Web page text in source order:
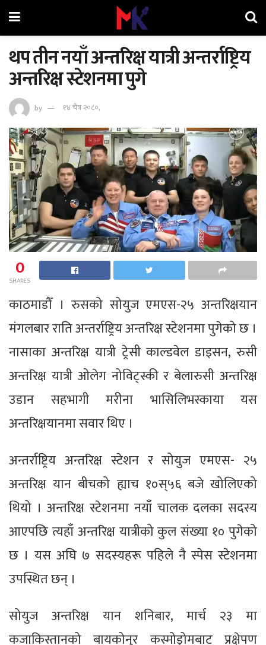
थप तीन नयाँ अन्तरिक्ष यात्री अन्तर्राष्ट्रिय
अन्तरिक्ष स्टेशनमा पुगे
by १४ चैत्र २०८०,
0
SHARES
काठमाडौँ । रुसको सोयुज एमएस-२५ अन्तरिक्षयान
मंगलबार राति अन्तर्राष्ट्रिय अन्तरिक्ष स्टेशनमा पुगेको छ ।
नासाका अन्तरिक्ष यात्री ट्रेसी काल्डवेल डाइसन, रुसी
अन्तरिक्ष यात्री ओलेग नोविट्स्की र बेलारुसी अन्तरिक्ष
उडान सहभागी मरीना भासिलिभस्काया यस
अन्तरिक्षयानमा सवार थिए ।
अन्तर्राष्ट्रिय अन्तरिक्ष स्टेशन र सोयुज एमएस- २५
अन्तरिक्ष यान बीचको ह्याच १०स्५६ बजे खोलिएको
थियो । अन्तरिक्ष स्टेशनमा नयाँ चालक दलका सदस्य
आएपछि त्यहाँ अन्तरिक्ष यात्रीको कुल संख्या १० पुगेको
छ । यस अघि ७ सदस्यहरू पहिले नै स्पेस स्टेशनमा
उपस्थित छन् ।
सोयुज अन्तरिक्ष यान शनिबार, मार्च २३ मा
कजाकिस्तानको बायकोनुर कस्मोड्रोमबाट प्रक्षेपण